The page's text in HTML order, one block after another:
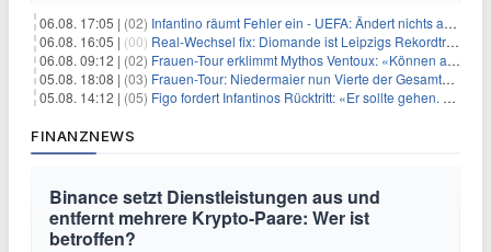
06.08. 17:05 | (02) Infantino räumt Fehler ein - UEFA: Ändert nichts an Boykott
06.08. 16:05 | (00) Real-Wechsel fix: Diomande ist Leipzigs Rekordtransfer
06.08. 09:12 | (02) Frauen-Tour erklimmt Mythos Ventoux: «Können alles schaffen»
05.08. 18:08 | (03) Frauen-Tour: Niedermaier nun Vierte der Gesamtwertung
05.08. 14:12 | (05) Figo fordert Infantinos Rücktritt: «Er sollte gehen. Jetzt»
FINANZNEWS
Binance setzt Dienstleistungen aus und
entfernt mehrere Krypto-Paare: Wer ist
betroffen?